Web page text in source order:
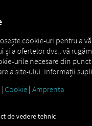
cookie-uri pentru a
și a ofertelor dvs., vă
urile necesare din punct
a site-ului. Informații
| Cookie | Amprenta
de vedere tehnic